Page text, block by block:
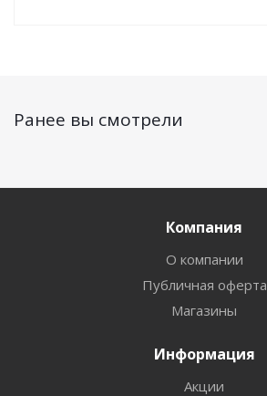
Ранее вы смотрели
Компания
О компании
Публичная оферта
Магазины
Информация
Акции